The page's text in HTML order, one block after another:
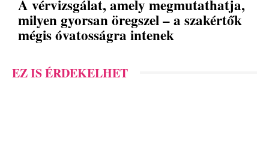
A vérvizsgálat, amely megmutathatja,
milyen gyorsan öregszel – a szakértők
mégis óvatosságra intenek
EZ IS ÉRDEKELHET